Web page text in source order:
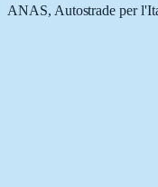
ANAS, Autostrade per